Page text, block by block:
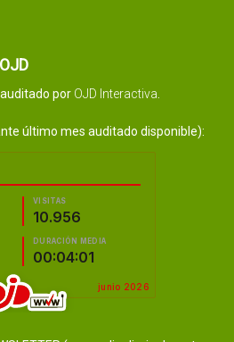
auditado por OJD Interactiva
último mes auditado disponible):